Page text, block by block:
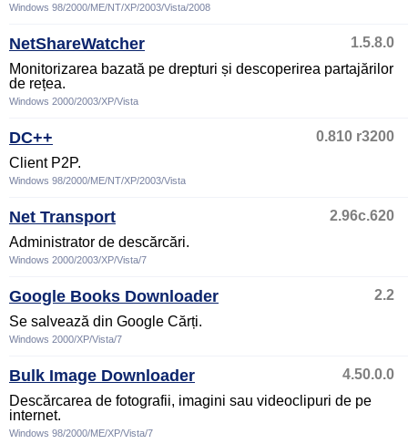
Windows 98/2000/ME/NT/XP/2003/Vista/2008
NetShareWatcher
1.5.8.0
Monitorizarea bazată pe drepturi și descoperirea partajărilor
de rețea.
Windows 2000/2003/XP/Vista
DC++
0.810 r3200
Client P2P.
Windows 98/2000/ME/NT/XP/2003/Vista
Net Transport
2.96c.620
Administrator de descărcări.
Windows 2000/2003/XP/Vista/7
Google Books Downloader
2.2
Se salvează din Google Cărți.
Windows 2000/XP/Vista/7
Bulk Image Downloader
4.50.0.0
Descărcarea de fotografii, imagini sau videoclipuri de pe
internet.
Windows 98/2000/ME/XP/Vista/7